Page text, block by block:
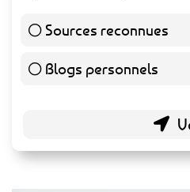
Sources reconnues
Blogs personnels